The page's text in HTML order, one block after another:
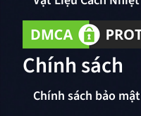
Chính sách
Chính sách bảo mật